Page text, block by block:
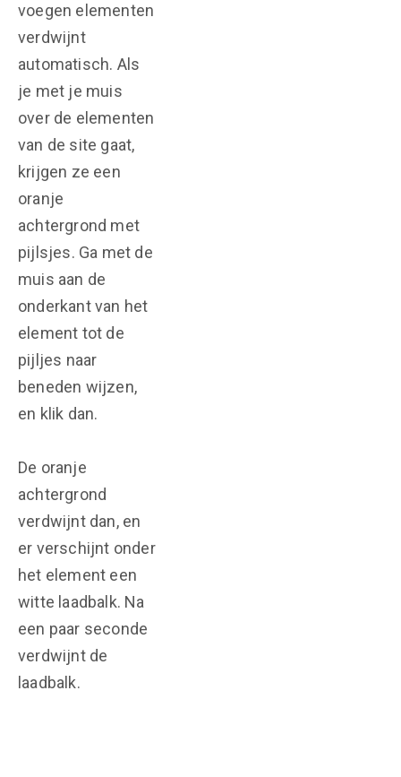
voegen elementen
verdwijnt
automatisch. Als
je met je muis
over de elementen
van de site gaat,
krijgen ze een
oranje
achtergrond met
pijlsjes. Ga met de
muis aan de
onderkant van het
element tot de
pijljes naar
beneden wijzen,
en klik dan.
De oranje
achtergrond
verdwijnt dan, en
er verschijnt onder
het element een
witte laadbalk. Na
een paar seconde
verdwijnt de
laadbalk.